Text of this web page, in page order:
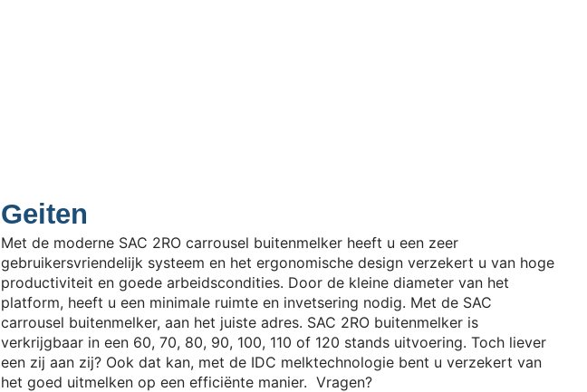
Geiten
Met de moderne SAC 2RO carrousel buitenmelker heeft u een zeer
gebruikersvriendelijk systeem en het ergonomische design verzekert u van hoge
productiviteit en goede arbeidscondities. Door de kleine diameter van het
platform, heeft u een minimale ruimte en invetsering nodig. Met de SAC
carrousel buitenmelker, aan het juiste adres. SAC 2RO buitenmelker is
verkrijgbaar in een 60, 70, 80, 90, 100, 110 of 120 stands uitvoering. Toch liever
een zij aan zij? Ook dat kan, met de IDC melktechnologie bent u verzekert van
het goed uitmelken op een efficiënte manier. Vragen?